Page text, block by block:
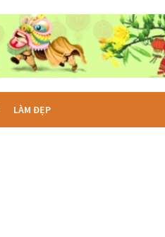
LÀM ĐẸP